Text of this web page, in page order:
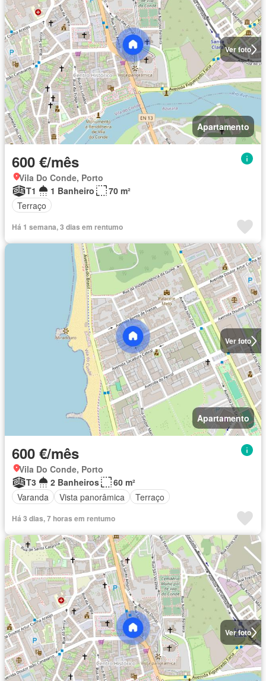
Ver foto
Apartamento
600 €/mês
Vila Do Conde, Porto
T1
1 Banheiro
70 m²
Terraço
Há 1 semana, 3 dias em rentumo
Ver foto
Apartamento
600 €/mês
Vila Do Conde, Porto
T3
2 Banheiros
60 m²
Varanda
Vista panorâmica Terraço
Há 3 dias, 7 horas em rentumo
Ver foto